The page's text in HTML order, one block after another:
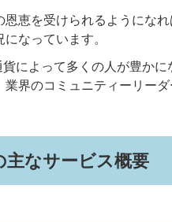
恩恵を受けられるようにな
なっています。
貨によって多くの人が豊か
界のコミュニティーリー
主なサービス概要